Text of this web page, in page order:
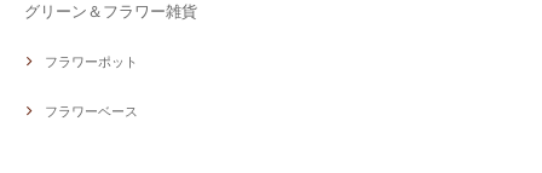
グリーン＆フラワー雑貨
フラワーポット
フラワーベース